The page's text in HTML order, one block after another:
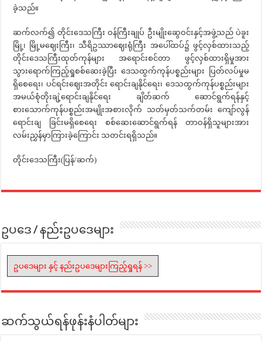
ခဲ့သည်။
ဆက်လက်၍ တိုင်းဒေသကြီး ဝန်ကြီးချုပ် ဦးမျိုးဆွေဝင်းနှင့်အဖွဲ့သည် ပဲခူး
မြို့၊ မြို့မဈေးကြီး၊ သီရိဥဿာဈေးရုံကြီး အပေါ်ထပ်၌ ဖွင့်လှစ်ထားသည့်
တိုင်းဒေသကြီးထုတ်ကုန်များ အရောင်းစင်တာ ဖွင့်လှစ်ထားရှိမှုအား
သွားရောက်ကြည့်ရှုစစ်ဆေးခဲ့ပြီး ဒေသထွက်ကုန်ပစ္စည်းများ ပြတ်လပ်မှုမ
ရှိစေရေး၊ ပင်ရင်းဈေးအတိုင်း ရောင်းချနိုင်ရေး၊ ဒေသထွက်ကုန်ပစ္စည်းများ
အမယ်စုံတိုးချဲ့ရောင်းချနိုင်ရေး ချိတ်ဆက် ဆောင်ရွက်ရန်နှင့်
စားသောက်ကုန်ပစ္စည်းအမျိုးအစားလိုက် သတ်မှတ်သက်တမ်း ကျော်လွန်
ရောင်းချ ခြင်းမရှိစေရေး စစ်ဆေးဆောင်ရွက်ရန် တာဝန်ရှိသူများအား
လမ်းညွှန်မှာကြားခဲ့ကြောင်း သတင်းရရှိသည်။
တိုင်းဒေသကြီး(ပြန်/ဆက်)
ဥပဒေ / နည်းဥပဒေများ
ဥပဒေများ နှင့် နည်းဥပဒေများကြည့်ရှုရန် >>
ဆက်သွယ်ရန်ဖုန်းနံပါတ်များ